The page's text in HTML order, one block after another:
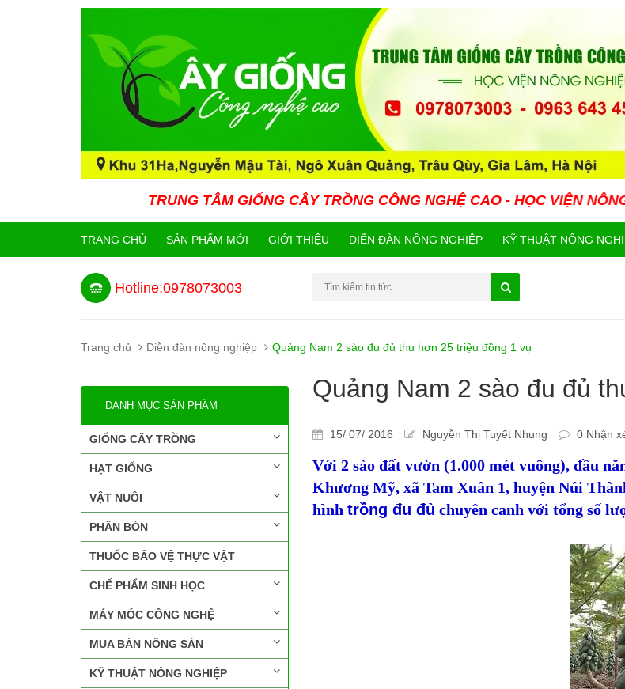
TRUNG TÂM GIỐNG CÂY TRỒNG CÔNG NGHỆ CAO - HỌC VIỆN NÔNG
TRANG CHỦ SẢN PHẨM MỚI GIỚI THIỆU DIỄN ĐÀN NÔNG NGHIỆP KỸ THUẬT NÔNG
Hotline:0978073003
Trang chủ Diễn đàn nông nghiệp Quảng Nam 2 sào đu đủ thu hơn 25 triệu đồng 1 vụ
DANH MỤC SẢN PHẨM
GIỐNG CÂY TRỒNG
HẠT GIỐNG
VẬT NUÔI
PHÂN BÓN
THUỐC BẢO VỆ THỰC VẬT
CHẾ PHẨM SINH HỌC
MÁY MÓC CÔNG NGHỆ
MUA BÁN NÔNG SẢN
KỸ THUẬT NÔNG NGHIỆP
Quảng Nam 2 sào đu đủ
15/ 07/ 2016 Nguyễn Thị Tuyết Nhung 0 Nhận
Với 2 sào đất vườn (1.000 mét vuông), đầu
Khương Mỹ, xã Tam Xuân 1, huyện Núi
hình trồng đu đủ chuyên canh với tổng số